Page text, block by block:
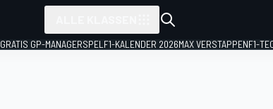
GRATIS GP-MANAGERSPEL F1-KALENDER 2026MAX VERSTAPPENF1-